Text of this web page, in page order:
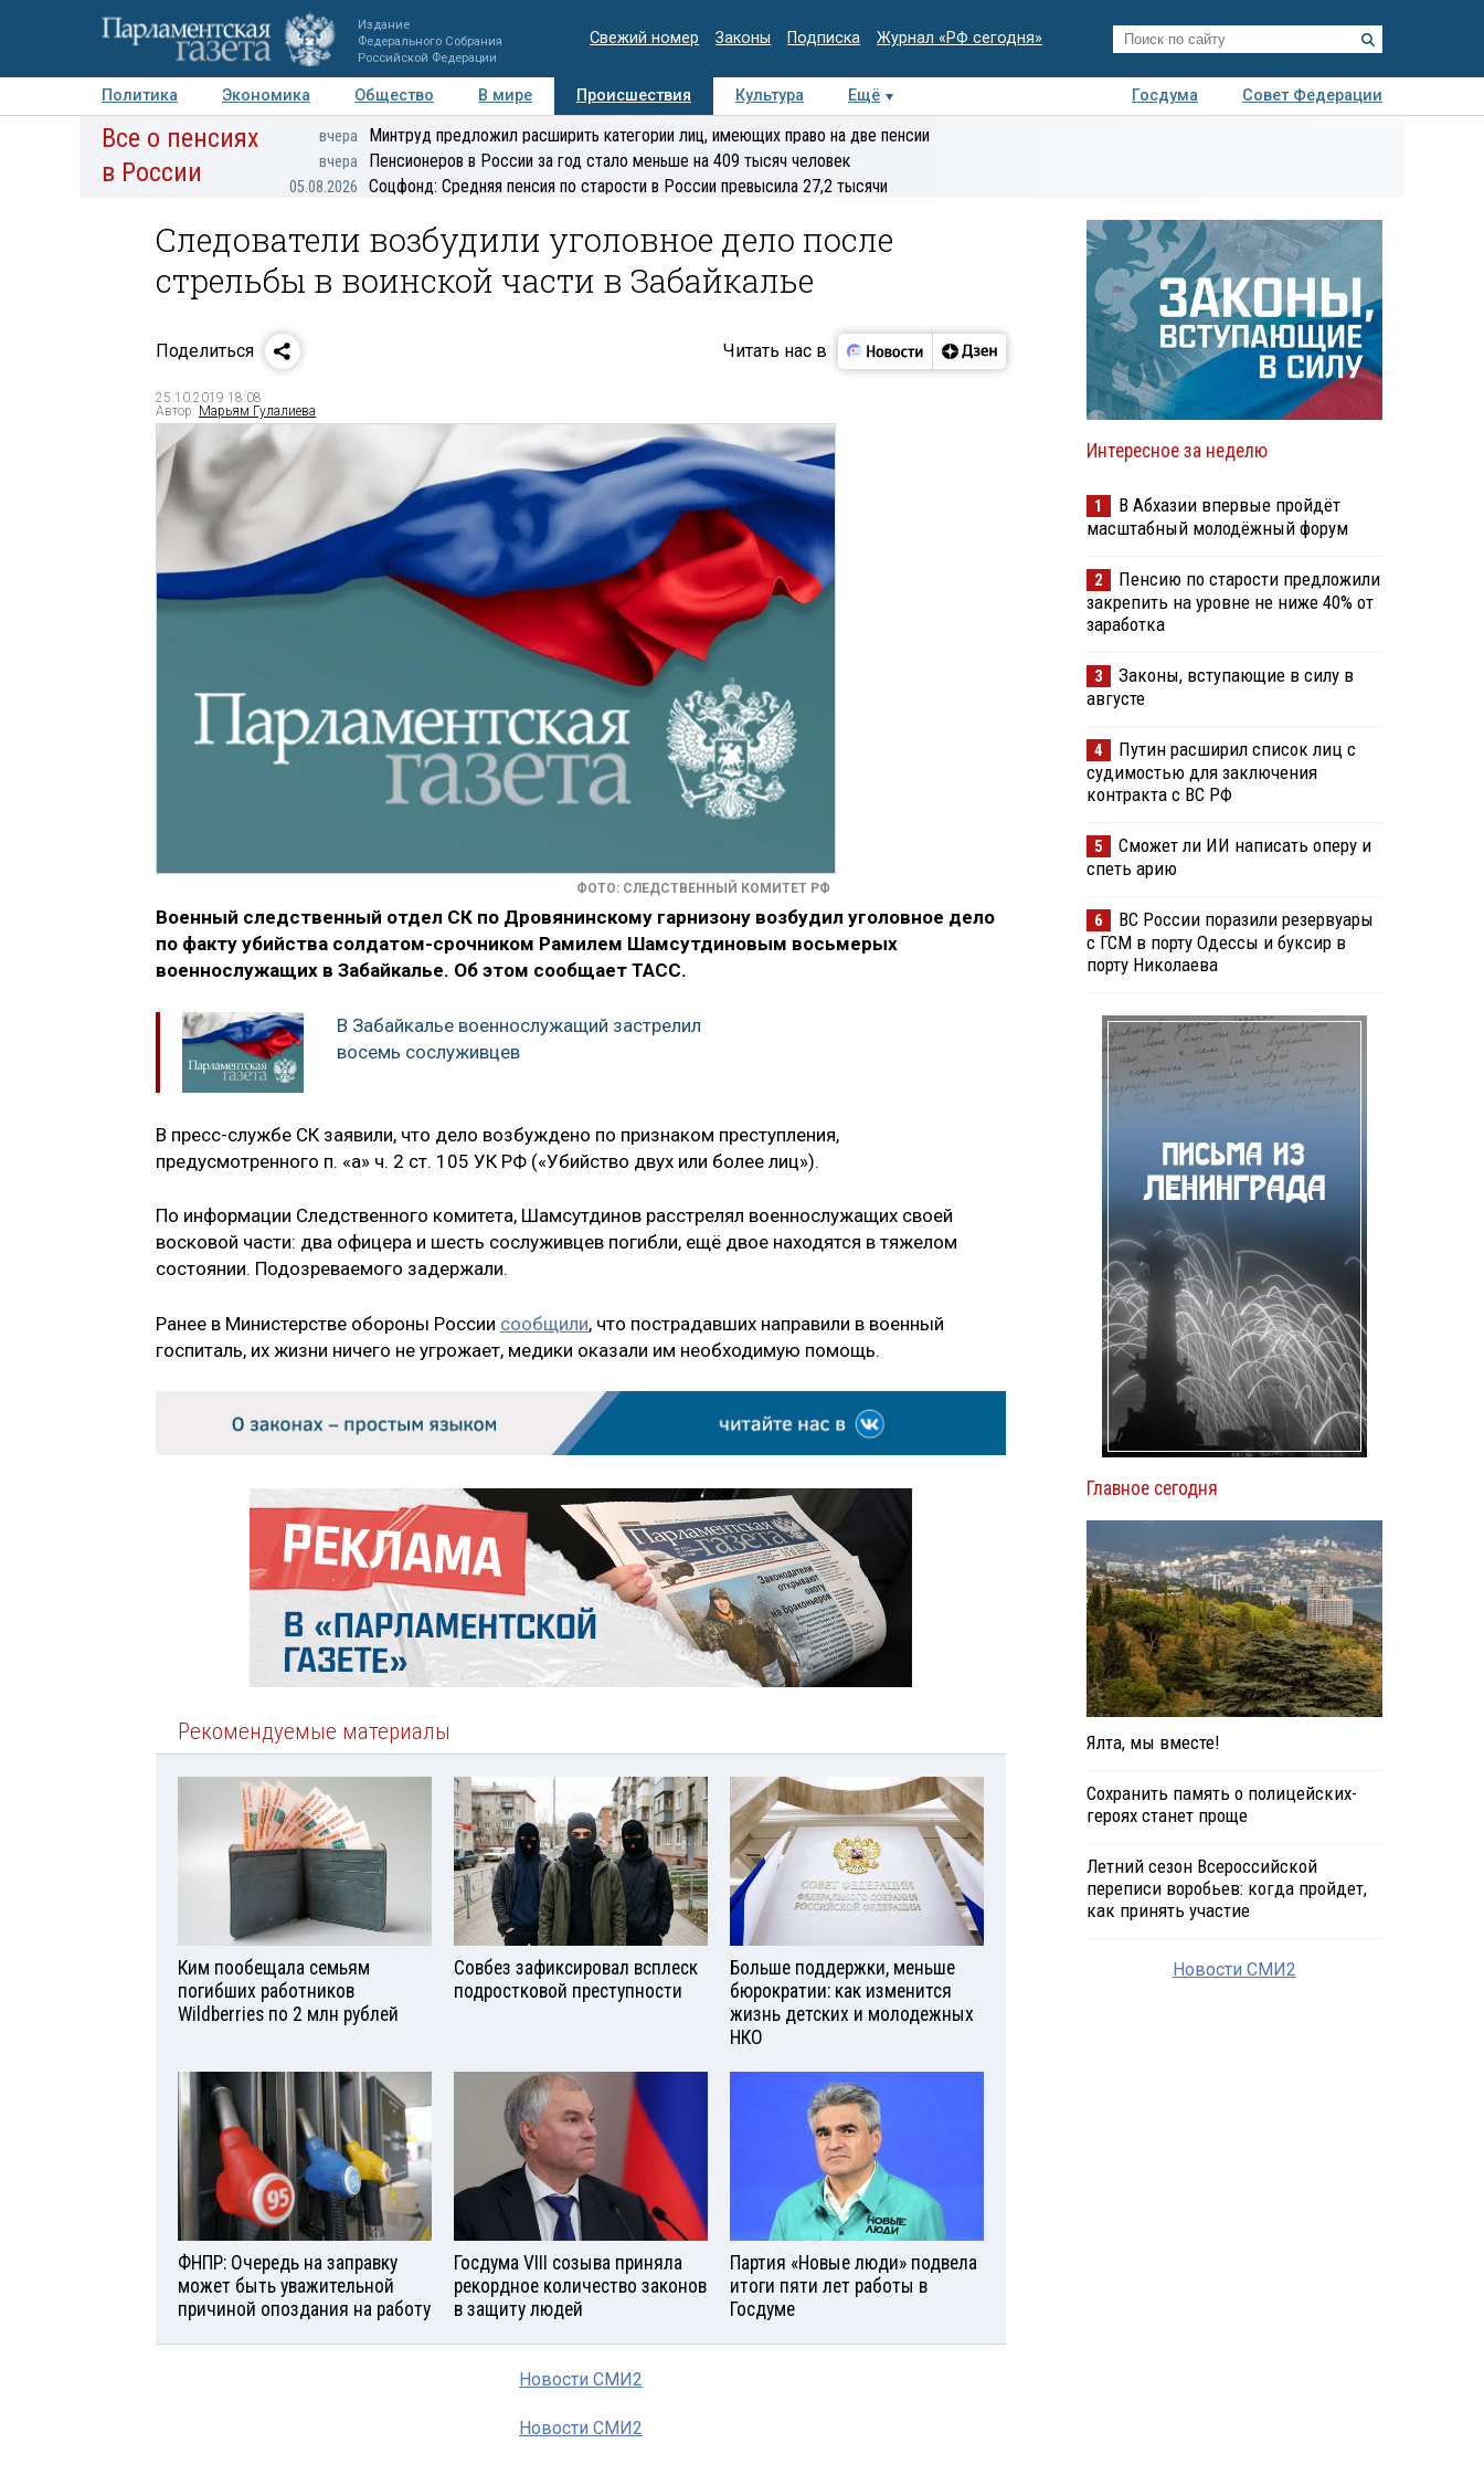
Издание
Федерального Собрания
Российской Федерации
Свежий номер Законы Подписка Журнал «РФ сегодня»
Политика Экономика Общество В мире Происшествия Культура Ещё Госдума
Совет Федерации
Авторы Персоны Мнения Регионы Медиацентр Интервью Колумнисты
Деловая
Все о пенсиях
в России
вчера Минтруд предложил расширить категории лиц, имеющих право на две пенсии
вчера Пенсионеров в России за год стало меньше на 409 тысяч человек
05.08.2026 Соцфонд: Средняя пенсия по старости в России превысила 27,2 тысячи
Следователи возбудили уголовное дело после
стрельбы в воинской части в Забайкалье
Поделиться Читать нас в
25.10.2019 18:08
Автор: Марьям Гулалиева
ФОТО: СЛЕДСТВЕННЫЙ КОМИТЕТ РФ
Военный следственный отдел СК по Дровянинскому гарнизону возбудил уголовное дело
по факту убийства солдатом-срочником Рамилем Шамсутдиновым восьмерых
военнослужащих в Забайкалье. Об этом сообщает ТАСС.
В Забайкалье военнослужащий застрелил
восемь сослуживцев
В пресс-службе СК заявили, что дело возбуждено по признаком преступления,
предусмотренного п. «а» ч. 2 ст. 105 УК РФ («Убийство двух или более лиц»).
По информации Следственного комитета, Шамсутдинов расстрелял военнослужащих своей
восковой части: два офицера и шесть сослуживцев погибли, ещё двое находятся в тяжелом
состоянии. Подозреваемого задержали.
Ранее в Министерстве обороны России сообщили, что пострадавших направили в военный
госпиталь, их жизни ничего не угрожает, медики оказали им необходимую помощь.
Рекомендуемые материалы
Ким пообещала семьям
погибших работников
Wildberries по 2 млн рублей
Совбез зафиксировал всплеск
подростковой преступности
Больше поддержки, меньше
бюрократии: как изменится
жизнь детских и молодежных
НКО
ФНПР: Очередь на заправку
может быть уважительной
причиной опоздания на работу
Госдума VIII созыва приняла
рекордное количество законов
в защиту людей
Партия «Новые люди» подвела
итоги пяти лет работы в
Госдуме
Новости СМИ2
Новости СМИ2
Интересное за неделю
1
В Абхазии впервые пройдёт
масштабный молодёжный форум
2
Пенсию по старости предложили
закрепить на уровне не ниже 40% от
заработка
3
Законы, вступающие в силу в
августе
4
Путин расширил список лиц с
судимостью для заключения
контракта с ВС РФ
5
Сможет ли ИИ написать оперу и
спеть арию
6
ВС России поразили резервуары
с ГСМ в порту Одессы и буксир в
порту Николаева
Главное сегодня
Ялта, мы вместе!
Сохранить память о полицейских-
героях станет проще
Летний сезон Всероссийской
переписи воробьев: когда пройдет,
как принять участие
Новости СМИ2